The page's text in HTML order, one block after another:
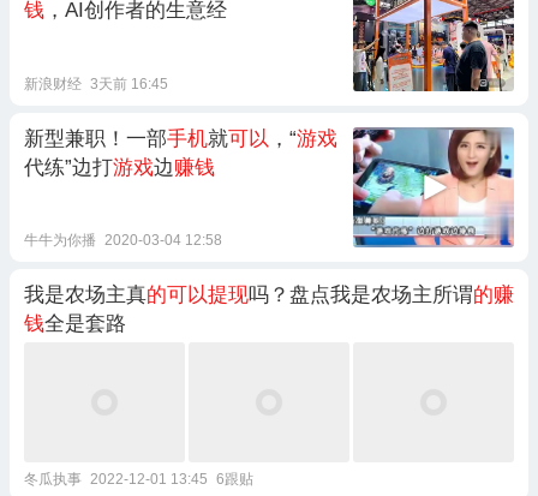
钱 ，AI创作者的生意经
新浪财经 3天前 16:45
新型兼职！一部手机就可以 ，“游戏
代练”边打游戏边赚钱
牛牛为你播 2020-03-04 12:58
我是农场主真的可以提现吗？盘点我是农场主所谓的赚
钱全是套路
冬瓜执事 2022-12-01 13:45 6跟贴